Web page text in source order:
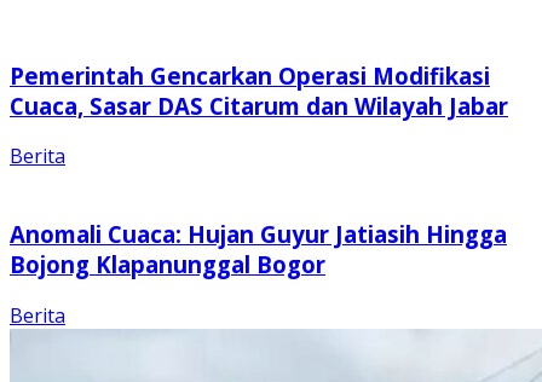
Pemerintah Gencarkan Operasi Modifikasi
Cuaca, Sasar DAS Citarum dan Wilayah Jabar
Berita
Anomali Cuaca: Hujan Guyur Jatiasih Hingga
Bojong Klapanunggal Bogor
Berita